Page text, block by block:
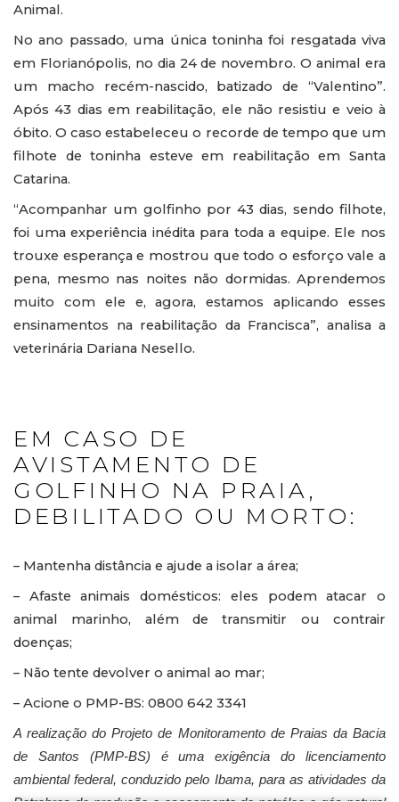
Animal.
No ano passado, uma única toninha foi resgatada viva
em Florianópolis, no dia 24 de novembro. O animal era
um macho recém-nascido, batizado de “Valentino”.
Após 43 dias em reabilitação, ele não resistiu e veio à
óbito. O caso estabeleceu o recorde de tempo que um
filhote de toninha esteve em reabilitação em Santa
Catarina.
“Acompanhar um golfinho por 43 dias, sendo filhote,
foi uma experiência inédita para toda a equipe. Ele nos
trouxe esperança e mostrou que todo o esforço vale a
pena, mesmo nas noites não dormidas. Aprendemos
muito com ele e, agora, estamos aplicando esses
ensinamentos na reabilitação da Francisca”, analisa a
veterinária Dariana Nesello.
EM CASO DE
AVISTAMENTO DE
GOLFINHO NA PRAIA,
DEBILITADO OU MORTO:
– Mantenha distância e ajude a isolar a área;
– Afaste animais domésticos: eles podem atacar o
animal marinho, além de transmitir ou contrair
doenças;
– Não tente devolver o animal ao mar;
– Acione o PMP-BS: 0800 642 3341
A realização do Projeto de Monitoramento de Praias da Bacia
de Santos (PMP-BS) é uma exigência do licenciamento
ambiental federal, conduzido pelo Ibama, para as atividades da